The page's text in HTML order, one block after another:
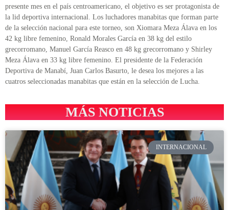
presente mes en el país centroamericano, el objetivo es ser protagonista de
la lid deportiva internacional. Los luchadores manabitas que forman parte
de la selección nacional para este torneo, son Xiomara Meza Álava en los
42 kg libre femenino, Ronald Morales García en 38 kg del estilo
grecorromano, Manuel García Reasco en 48 kg grecorromano y Shirley
Meza Álava en 33 kg libre femenino. El presidente de la Federación
Deportiva de Manabí, Juan Carlos Basurto, le desea los mejores a las
cuatros seleccionadas manabitas que están en la selección de Lucha.
MÁS NOTICIAS
INTERNACIONAL